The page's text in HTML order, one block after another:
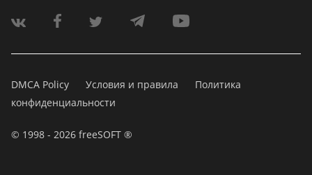
DMCA Policy Условия и правила
Политика
конфиденциальности
© 1998 - 2026 freeSOFT ®